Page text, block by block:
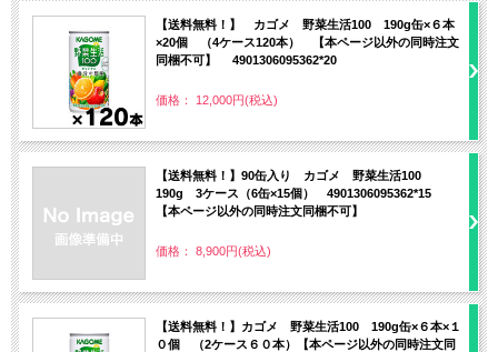
【送料無料！】 カゴメ 野菜生活100 190g缶×６本
×20個 （4ケース120本） 【本ページ以外の同時注文
同梱不可】 4901306095362*20
価格： 12,000円(税込)
【送料無料！】90缶入り カゴメ 野菜生活100
190g 3ケース（6缶×15個） 4901306095362*15
【本ページ以外の同時注文同梱不可】
価格： 8,900円(税込)
【送料無料！】カゴメ 野菜生活100 190g缶×６本×１
０個 （2ケース６０本）【本ページ以外の同時注文同